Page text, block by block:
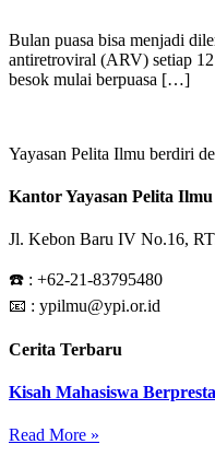
Bulan puasa bisa menjadi
antiretroviral (ARV) setiap
besok mulai berpuasa […]
Yayasan Pelita Ilmu berdiri
Kantor Yayasan Pelita Ilmu
Jl. Kebon Baru IV No.16,
☎️ : +62-21-83795480
📧 : ypilmu@ypi.or.id
Cerita Terbaru
Kisah Mahasiswa
Read More »